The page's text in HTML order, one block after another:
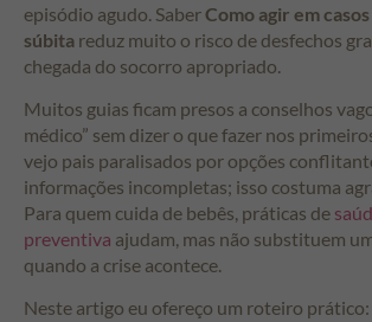
episódio agudo. SaberComo agir em
súbita reduz muito o risco de desfechos
chegada do socorro apropriado.
Muitos guias ficam presos a conselhos
médico” sem dizer o que fazer nos
vejo pais paralisados por opções
informações incompletas; isso costuma
Para quem cuida de bebês, práticas de
preventiva ajudam, mas não substituem
quando a crise acontece.
Neste artigo eu ofereço um roteiro prático: